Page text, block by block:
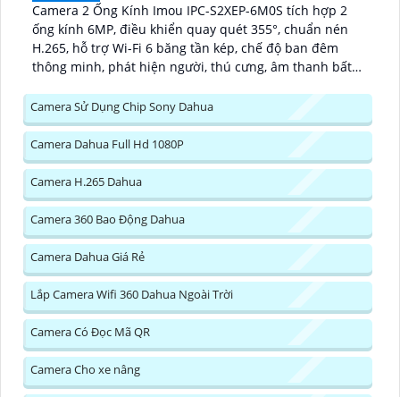
Camera 2 Ống Kính Imou IPC-S2XEP-6M0S tích hợp 2
ống kính 6MP, điều khiển quay quét 355°, chuẩn nén
H.265, hỗ trợ Wi-Fi 6 băng tần kép, chế độ ban đêm
thông minh, phát hiện người, thú cưng, âm thanh bất
đến 512GB...
Camera Sử Dụng Chip Sony Dahua
Camera Dahua Full Hd 1080P
Camera H.265 Dahua
Camera 360 Bao Động Dahua
Camera Dahua Giá Rẻ
Lắp Camera Wifi 360 Dahua Ngoài Trời
Camera Có Đọc Mã QR
Camera Cho xe nâng